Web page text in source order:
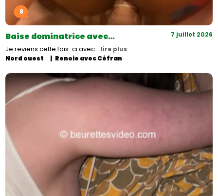
8
Baise dominatrice avec… 7 juillet 2026
Je reviens cette fois-ci avec… lire plus
Nord ouest
Renoie avec Céfran